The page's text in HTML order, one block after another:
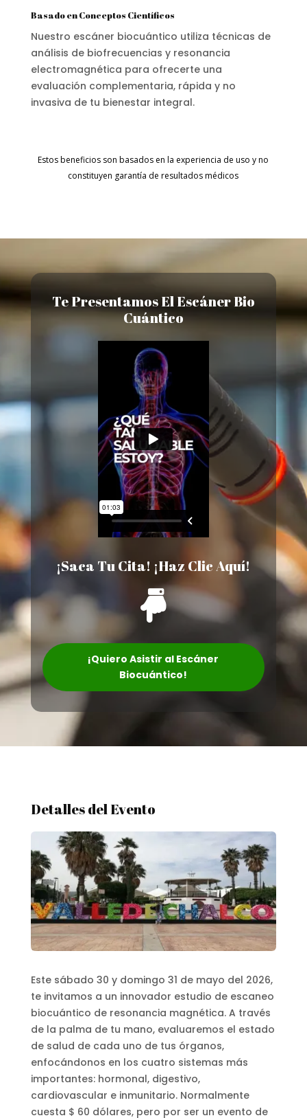
Basado en Conceptos Científicos
Nuestro escáner biocuántico utiliza técnicas de
análisis de biofrecuencias y resonancia
electromagnética para ofrecerte una
evaluación complementaria, rápida y no
invasiva de tu bienestar integral.
Estos beneficios son basados en la experiencia de uso y no
constituyen garantía de resultados médicos
Te Presentamos El Escáner Bio
Cuántico
¡Saca Tu Cita! ¡Haz Clic Aquí!

¡Quiero Asistir al Escáner
Biocuántico!
Detalles del Evento
Este sábado 30 y domingo 31 de mayo del 2026,
te invitamos a un innovador estudio de escaneo
biocuántico de resonancia magnética. A través
de la palma de tu mano, evaluaremos el estado
de salud de cada uno de tus órganos,
enfocándonos en los cuatro sistemas más
importantes: hormonal, digestivo,
cardiovascular e inmunitario. Normalmente
cuesta $ 60 dólares, pero por ser un evento de